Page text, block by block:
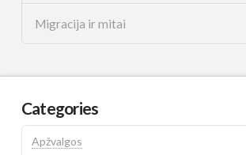
Migracija ir mitai
Categories
Apžvalgos